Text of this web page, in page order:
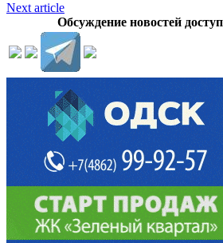
Next article
Обсуждение новостей